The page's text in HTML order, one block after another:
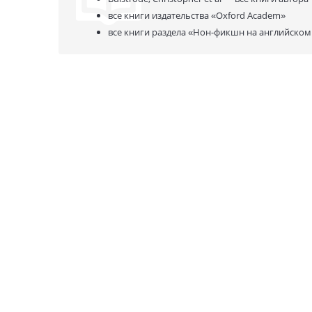
все книги издательства«Oxford Academ»
все книги раздела«Нон-фикшн на английском